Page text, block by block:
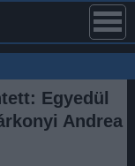
Egyedül
Andrea